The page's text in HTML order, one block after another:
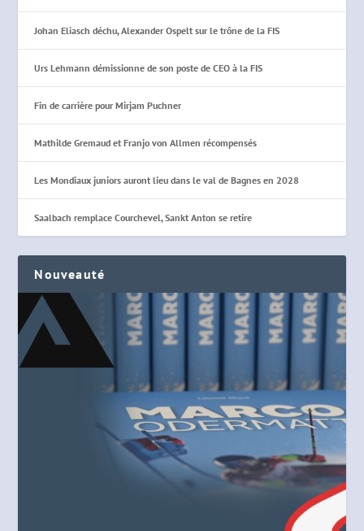
Johan Eliasch déchu, Alexander Ospelt sur le trône de la FIS
Urs Lehmann démissionne de son poste de CEO à la FIS
Fin de carrière pour Mirjam Puchner
Mathilde Gremaud et Franjo von Allmen récompensés
Les Mondiaux juniors auront lieu dans le val de Bagnes en 2028
Saalbach remplace Courchevel, Sankt Anton se retire
Nouveauté